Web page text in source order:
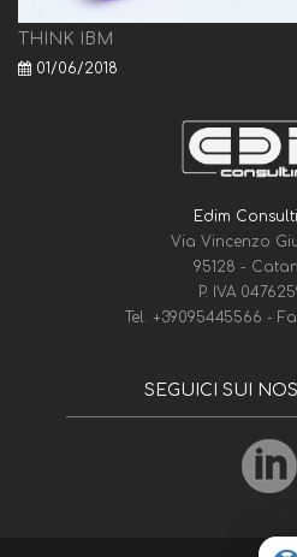
THINK IBM
01/06/2018
Edim
Via Vincenzo
95128 -
P. IVA
Tel. +39095445566 -
SEGUICI SUI